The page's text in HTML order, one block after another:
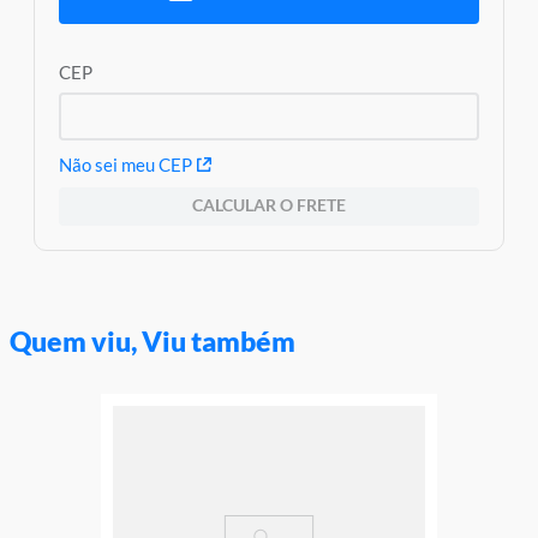
CEP
Não sei meu CEP
CALCULAR O FRETE
Quem viu, Viu também